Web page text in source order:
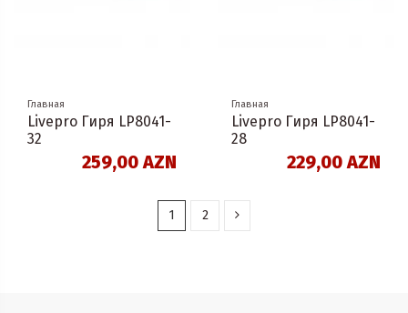
Главная
Livepro Гиря LP8041-
32
259,00 AZN
Главная
Livepro Гиря LP8041-
28
229,00 AZN
1 2